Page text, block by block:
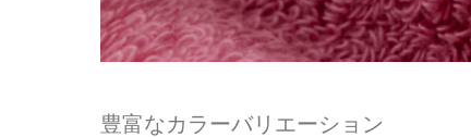
豊富なカラーバリエーション